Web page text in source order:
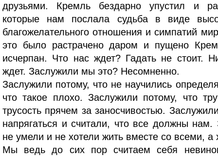
друзьями. Кремль бездарно упустил и
которые нам послала судьба в виде
благожелательного отношения и симпатий
это было растрачено даром и пущено
исчерпан. Что нас ждет? Гадать не стоит.
ждет. Заслужили мы это? Несомненно.
Заслужили потому, что не научились
что такое плохо. Заслужили потому, что
трусость прячем за заносчивостью.
напрягаться и считали, что все должны нам.
не умели и не хотели жить вместе со всеми, а
Мы ведь до сих пор считаем себя